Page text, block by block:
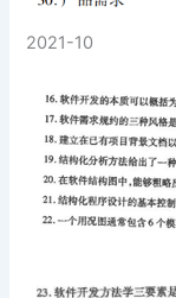
2021-10